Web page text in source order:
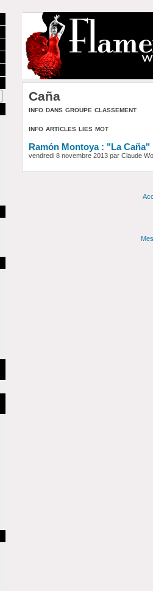
Caña
info dans groupe classement
info articles lies mot
Ramón Montoya : "La Caña"
vendredi 8 novembre 2013 par Claude